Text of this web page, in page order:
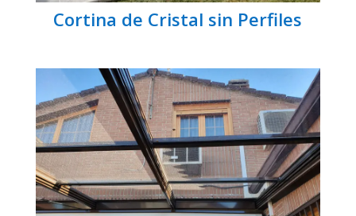
Cortina de Cristal sin Perfiles